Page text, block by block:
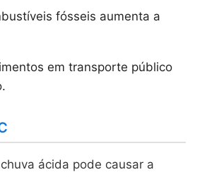
fósseis aumenta a
em transporte público
ácida pode causar a